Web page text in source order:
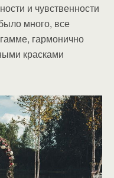
и чувственности
много, все
гармонично
красками